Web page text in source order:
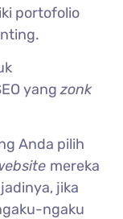
portofolio
yangzonk
Anda pilih
mereka
jika
ngaku